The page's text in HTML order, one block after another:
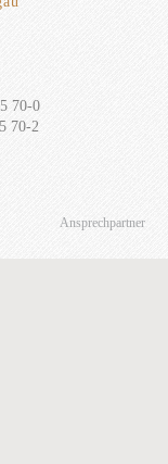
70-0
70-2
Ansprechpartner